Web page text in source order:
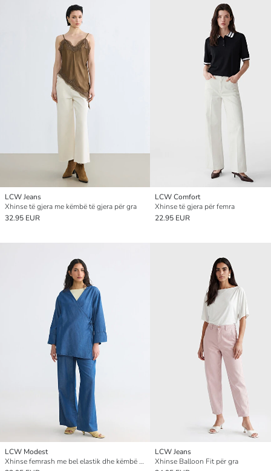
LCW Jeans
Xhinse të gjera me këmbë të gjera për gra
32.95 EUR
LCW Comfort
Xhinse të gjera për femra
22.95 EUR
LCW Modest
Xhinse femrash me bel elastik dhe këmbë të gjera
LCW Jeans
Xhinse Balloon Fit për gra